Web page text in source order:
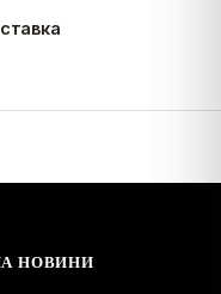
НОВИНИ